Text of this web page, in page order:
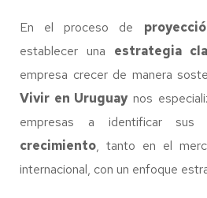
En el proceso de
establecer una estrategia
empresa crecer de manera
Vivir en Uruguaynos
empresas a identificar sus
crecimiento, tanto en el
internacional, con un enfoque